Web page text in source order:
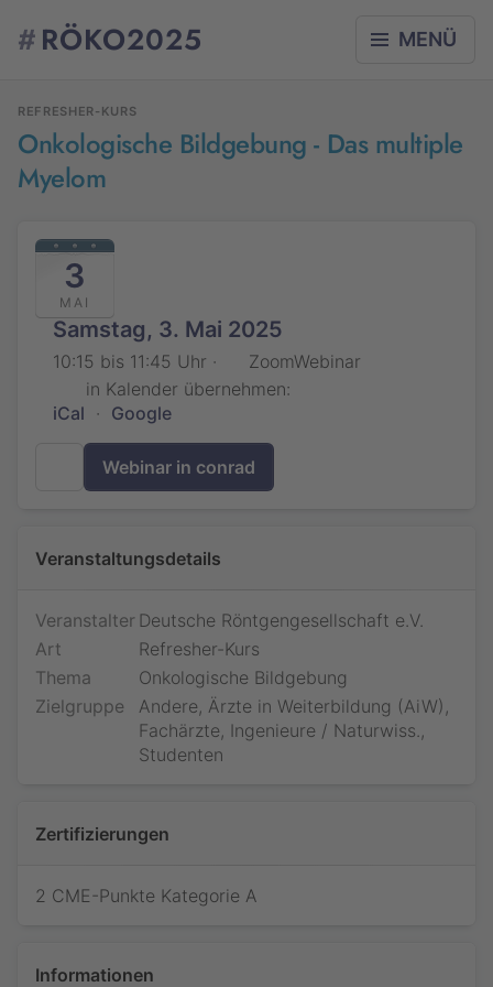
#RÖKO2025 MENÜ
REFRESHER-KURS
Onkologische Bildgebung - Das multiple
Myelom
3
MAI
Samstag, 3. Mai 2025
10:15 bis 11:45 Uhr ·
ZoomWebinar
in Kalender übernehmen:
iCal · Google
Webinar in conrad
Veranstaltungsdetails
Veranstalter Deutsche Röntgengesellschaft e.V.
Art
Refresher-Kurs
Thema
Onkologische Bildgebung
Zielgruppe
Andere, Ärzte in Weiterbildung (AiW),
Fachärzte, Ingenieure / Naturwiss.,
Studenten
Zertifizierungen
2 CME-Punkte Kategorie A
Informationen